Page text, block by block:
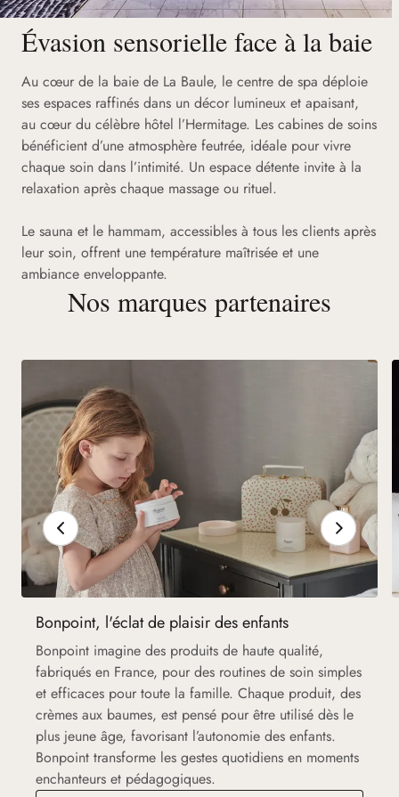
Évasion sensorielle face à la baie
Au cœur de la baie de La Baule, le centre de spa déploie
ses espaces raffinés dans un décor lumineux et apaisant,
au cœur du célèbre hôtel l’Hermitage. Les cabines de soins
bénéficient d’une atmosphère feutrée, idéale pour vivre
chaque soin dans l’intimité. Un espace détente invite à la
relaxation après chaque massage ou rituel.
Le sauna et le hammam, accessibles à tous les clients après
leur soin, offrent une température maîtrisée et une
ambiance enveloppante.
Nos marques partenaires
Bonpoint, l'éclat de plaisir des enfants
Bonpoint imagine des produits de haute qualité,
fabriqués en France, pour des routines de soin simples
et efficaces pour toute la famille. Chaque produit, des
crèmes aux baumes, est pensé pour être utilisé dès le
plus jeune âge, favorisant l’autonomie des enfants.
Bonpoint transforme les gestes quotidiens en moments
enchanteurs et pédagogiques.